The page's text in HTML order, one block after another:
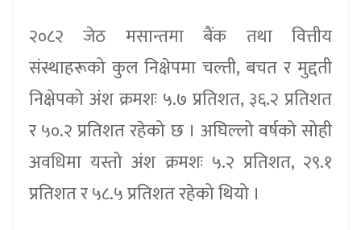
२०८२ जेठ मसान्तमा बैंक तथा वित्तीय
संस्थाहरूको कुल निक्षेपमा चल्ती, बचत र मुद्दती
निक्षेपको अंश क्रमशः ५.७ प्रतिशत, ३६.२ प्रतिशत
र ५०.२ प्रतिशत रहेको छ । अघिल्लो वर्षको सोही
अवधिमा यस्तो अंश क्रमशः ५.२ प्रतिशत, २९.१
प्रतिशत र ५८.५ प्रतिशत रहेको थियो ।